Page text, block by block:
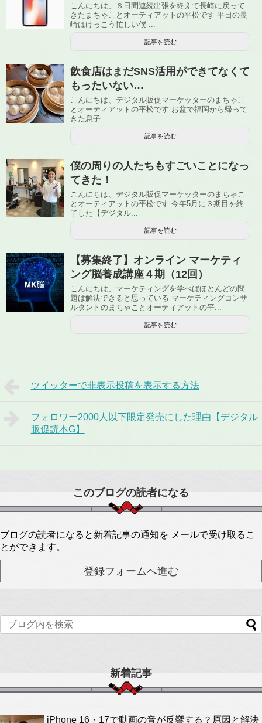
こんにちは、８日間連続出張を終えて長崎に戻って
きたまちゃことオーティアットの平松です 平日の長
崎はけっこう忙しい僕 ...
記事を読む
飲食店はまだSNS活用ができてなくて
もったいない…
こんにちは、デジタル販促マーケッターのまちゃこ
とオーティアットの平松です お盆で福岡から帰って
きた息子...
記事を読む
僕の周りの人たちもすごいことになっ
てきた！
こんにちは、デジタル販促マーケッターのまちゃこ
とオーティアットの平松です 今年5月に３期目を終
了した【デジタル...
記事を読む
【募集終了】オンライン マーケティ
ング脳養成講座４期（12回）
こんにちは、マーケティングを学べばほとんどの問
題は解決できると思っている マーケティングコンサ
ルタントのまちゃことオーティアットの平...
記事を読む
ツイッターで非表示投稿を表示する方法
フォロワー2000人以下限定発売にした理由【デジタル
販促読本G】
このブログの読者になる
ブログの読者になると新着記事の通知を メールで受け取るこ
とができます。
新着記事
iPhone 16・17で動画の音が反響する？原因と解決